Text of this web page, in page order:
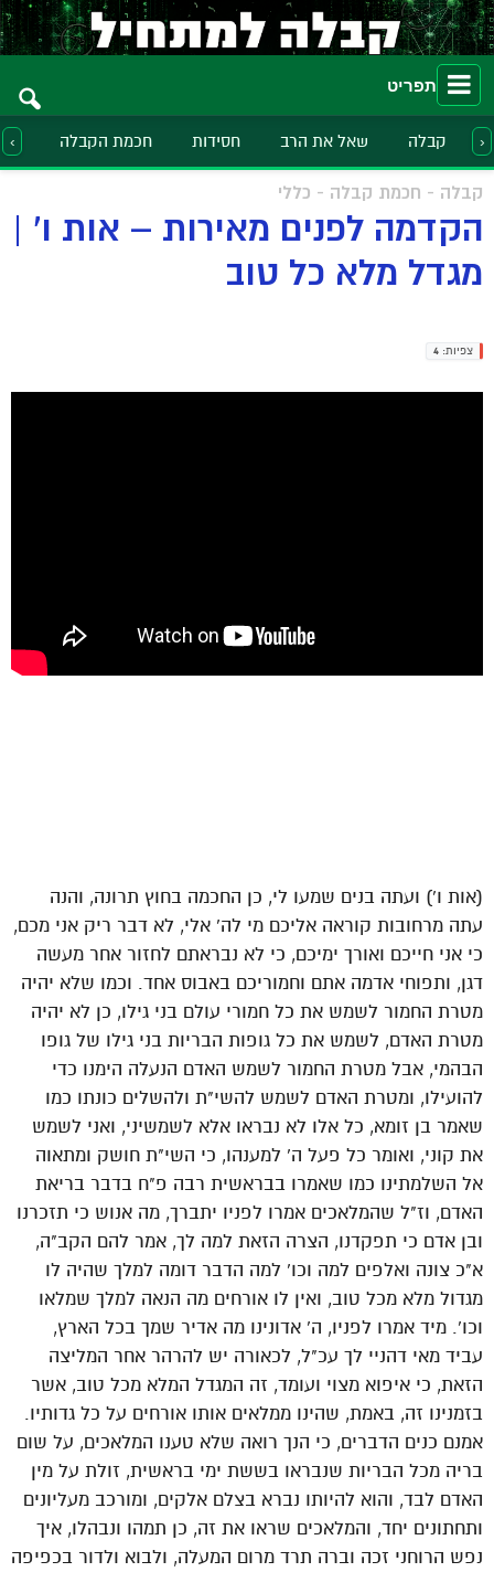
תפריט
קבלה שאל את הרב חסידות חכמת הקבלה ›
‹
קבלה - חכמת קבלה - כללי
הקדמה לפנים מאירות – אות ו' |
מגדל מלא כל טוב
צפיות: 4
(אות ו') ועתה בנים שמעו לי, כן החכמה בחוץ תרונה, והנה
עתה מרחובות קוראה אליכם מי לה' אלי, לא דבר ריק אני מכם,
כי אני חייכם ואורך ימיכם, כי לא נבראתם לחזור אחר מעשה
דגן, ותפוחי אדמה אתם וחמוריכם באבוס אחד. וכמו שלא יהיה
מטרת החמור לשמש את כל חמורי עולם בני גילו, כן לא יהיה
מטרת האדם, לשמש את כל גופות הבריות בני גילו של גופו
הבהמי, אבל מטרת החמור לשמש האדם הנעלה הימנו כדי
להועילו, ומטרת האדם לשמש להשי"ת ולהשלים כונתו כמו
שאמר בן זומא, כל אלו לא נבראו אלא לשמשיני, ואני לשמש
את קוני, ואומר כל פעל ה' למענהו, כי השי"ת חושק ומתאוה
אל השלמתינו כמו שאמרו בבראשית רבה פ"ח בדבר בריאת
האדם, וז"ל שהמלאכים אמרו לפניו יתברך, מה אנוש כי תזכרנו
ובן אדם כי תפקדנו, הצרה הזאת למה לך, אמר להם הקב"ה,
א"כ צונה ואלפים למה וכו' למה הדבר דומה למלך שהיה לו
מגדול מלא מכל טוב, ואין לו אורחים מה הנאה למלך שמלאו
וכו'. מיד אמרו לפניו, ה' אדונינו מה אדיר שמך בכל הארץ,
עביד מאי דהניי לך עכ"ל, לכאורה יש להרהר אחר המליצה
הזאת, כי איפוא מצוי ועומד, זה המגדל המלא מכל טוב, אשר
בזמנינו זה, באמת, שהינו ממלאים אותו אורחים על כל גדותיו.
אמנם כנים הדברים, כי הנך רואה שלא טענו המלאכים, על שום
בריה מכל הבריות שנבראו בששת ימי בראשית, זולת על מין
האדם לבד, והוא להיותו נברא בצלם אלקים, ומורכב מעליונים
ותחתונים יחד, והמלאכים שראו את זה, כן תמהו ונבהלו, איך
נפש הרוחני זכה וברה תרד מרום המעלה, ולבוא ולדור בכפיפה